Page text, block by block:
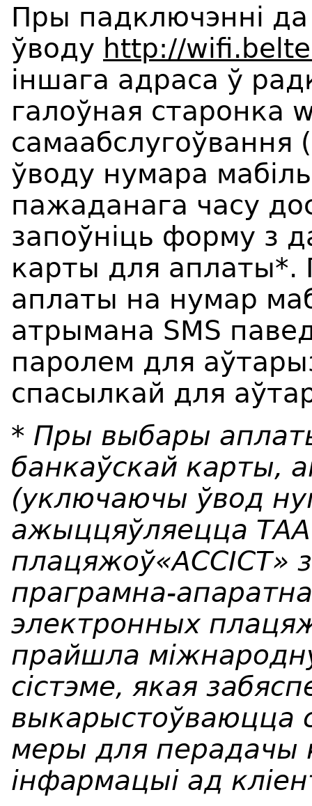
Пры падключэнні да
ўводу http://
іншага адраса ў
галоўная старонка
самаабслугоўвання
ўводу нумара
пажаданага часу
запоўніць форму з
карты для аплаты*.
аплаты на нумар
атрымана SMS
паролем для
спасылкай для
* Пры выбары
банкаўскай карты,
(уключаючы ўвод
ажыццяўляецца
плацяжоў«АССІСТ»
праграмна-
электронных
прайшла
сістэме, якая
выкарыстоўваюцца
меры для перадачы
інфармацыі ад